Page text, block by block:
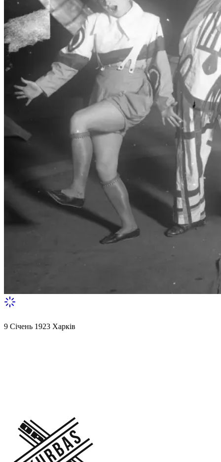
9 Січень 1923 Харків